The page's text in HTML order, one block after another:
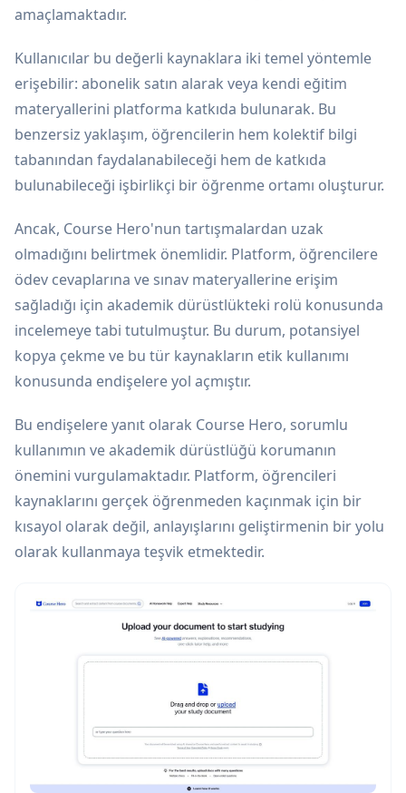
amaçlamaktadır.
Kullanıcılar bu değerli kaynaklara iki temel yöntemle
erişebilir: abonelik satın alarak veya kendi eğitim
materyallerini platforma katkıda bulunarak. Bu
benzersiz yaklaşım, öğrencilerin hem kolektif bilgi
tabanından faydalanabileceği hem de katkıda
bulunabileceği işbirlikçi bir öğrenme ortamı oluşturur.
Ancak, Course Hero'nun tartışmalardan uzak
olmadığını belirtmek önemlidir. Platform, öğrencilere
ödev cevaplarına ve sınav materyallerine erişim
sağladığı için akademik dürüstlükteki rolü konusunda
incelemeye tabi tutulmuştur. Bu durum, potansiyel
kopya çekme ve bu tür kaynakların etik kullanımı
konusunda endişelere yol açmıştır.
Bu endişelere yanıt olarak Course Hero, sorumlu
kullanımın ve akademik dürüstlüğü korumanın
önemini vurgulamaktadır. Platform, öğrencileri
kaynaklarını gerçek öğrenmeden kaçınmak için bir
kısayol olarak değil, anlayışlarını geliştirmenin bir yolu
olarak kullanmaya teşvik etmektedir.